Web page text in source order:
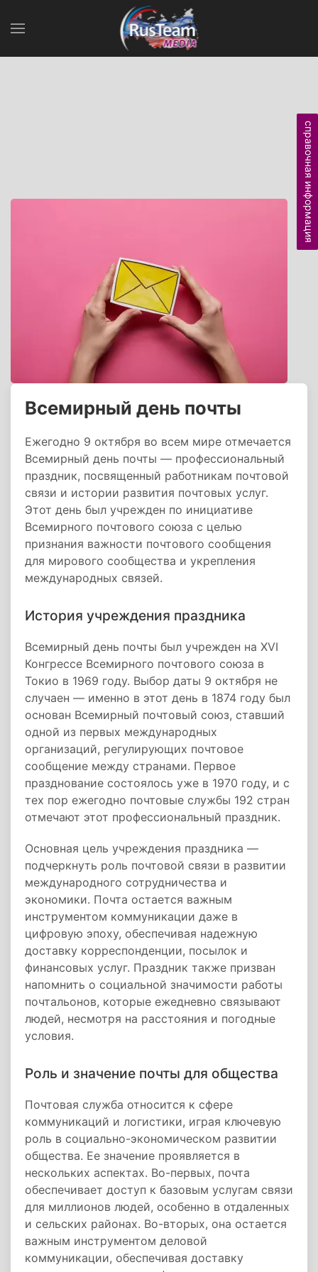
Всемирный день почты
Ежегодно 9 октября во всем мире отмечается
Всемирный день почты — профессиональный
праздник, посвященный работникам почтовой
связи и истории развития почтовых услуг.
Этот день был учрежден по инициативе
Всемирного почтового союза с целью
признания важности почтового сообщения
для мирового сообщества и укрепления
международных связей.
История учреждения праздника
Всемирный день почты был учрежден на XVI
Конгрессе Всемирного почтового союза в
Токио в 1969 году. Выбор даты 9 октября не
случаен — именно в этот день в 1874 году был
основан Всемирный почтовый союз, ставший
одной из первых международных
организаций, регулирующих почтовое
сообщение между странами. Первое
празднование состоялось уже в 1970 году, и с
тех пор ежегодно почтовые службы 192 стран
отмечают этот профессиональный праздник.
Основная цель учреждения праздника —
подчеркнуть роль почтовой связи в развитии
международного сотрудничества и
экономики. Почта остается важным
инструментом коммуникации даже в
цифровую эпоху, обеспечивая надежную
доставку корреспонденции, посылок и
финансовых услуг. Праздник также призван
напомнить о социальной значимости работы
почтальонов, которые ежедневно связывают
людей, несмотря на расстояния и погодные
условия.
Роль и значение почты для общества
Почтовая служба относится к сфере
коммуникаций и логистики, играя ключевую
роль в социально-экономическом развитии
общества. Ее значение проявляется в
нескольких аспектах. Во-первых, почта
обеспечивает доступ к базовым услугам связи
для миллионов людей, особенно в отдаленных
и сельских районах. Во-вторых, она остается
важным инструментом деловой
коммуникации, обеспечивая доставку
справочная информация